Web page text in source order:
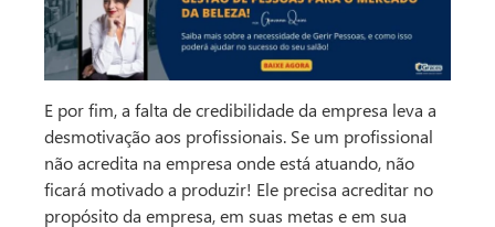
E por fim, a falta de credibilidade da empresa leva a
desmotivação aos profissionais. Se um profissional
não acredita na empresa onde está atuando, não
ficará motivado a produzir! Ele precisa acreditar no
propósito da empresa, em suas metas e em sua